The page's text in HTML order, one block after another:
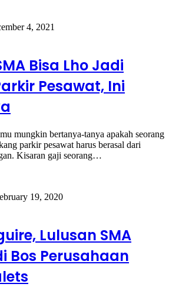
4, 2021
Bisa Lho Jadi
Pesawat, Ini
mungkin bertanya-tanya apakah seorang
parkir pesawat harus berasal dari
Kisaran gaji seorang…
19, 2020
Lulusan SMA
Bos Perusahaan